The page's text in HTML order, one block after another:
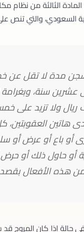
الثالثة من نظام
السعودي، والتي تنص
مدة لا تقل عن
عشرين سنة،
ولا تزيد على
هاتين العقوبتين،
أو باع أو عرض أو
أو حاول ذلك أو
هذه الأفعال بقصد
حالة إذا كان المروج